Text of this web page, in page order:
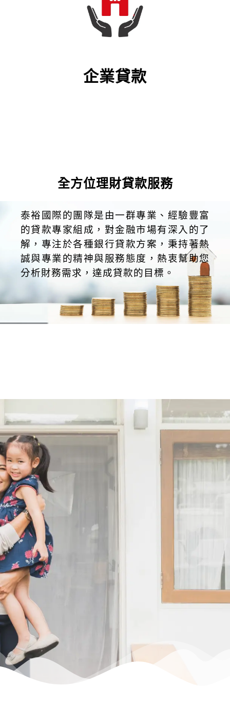
企業貸款
全方位理財貸款服務
泰裕國際的團隊是由一群專業、經驗豐富
的貸款專家組成，對金融市場有深入的了
解，專注於各種銀行貸款方案，秉持著熱
誠與專業的精神與服務態度，熱衷幫助您
分析財務需求，達成貸款的目標。